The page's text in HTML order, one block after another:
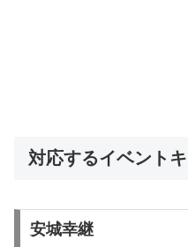
対応するイベント
安城幸継